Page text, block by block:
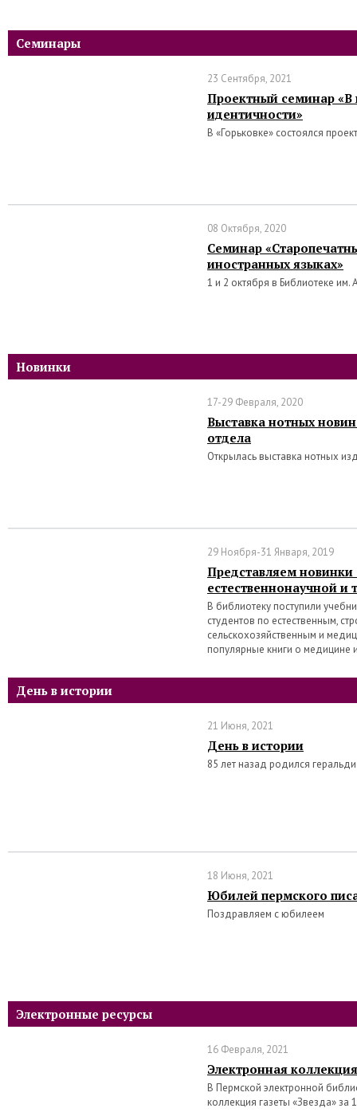
Семинары
23 Сентября, 2021
Проектный семинар «В
идентичности»
В «Горьковке» состоялся
08 Октября, 2020
Семинар
иностранных языках»
1 и 2 октября в Библиотеке
Новинки
17-29 Февраля, 2020
Выставка нотных
отдела
Открылась выставка нотных
29 Ноября-31 Января, 2019
Представляем новинки
естественнонаучной и
В библиотеку поступили
студентов по естественным,
сельскохозяйственным и
популярные книги о медицине
День в истории
21 Июня, 2021
День в истории
85 лет назад родился
18 Июня, 2021
Юбилей пермского
Поздравляем с юбилеем
Электронные ресурсы
16 Февраля, 2021
Электронная
В Пермской электронной
коллекция газеты «Звезда» за